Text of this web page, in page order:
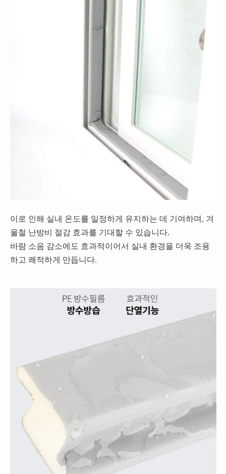
이로 인해 실내 온도를 일정하게 유지하는 데 기여하며, 겨
울철 난방비 절감 효과를 기대할 수 있습니다.
바람 소음 감소에도 효과적이어서 실내 환경을 더욱 조용
하고 쾌적하게 만듭니다.